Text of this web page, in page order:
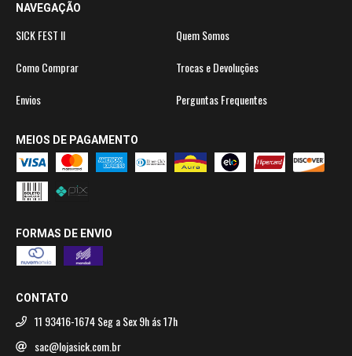
NAVEGAÇÃO
SICK FEST II
Quem Somos
Como Comprar
Trocas e Devoluções
Envios
Perguntas Frequentes
MEIOS DE PAGAMENTO
FORMAS DE ENVIO
CONTATO
11 93416-1674 Seg a Sex 9h ás 17h
sac@lojasick.com.br